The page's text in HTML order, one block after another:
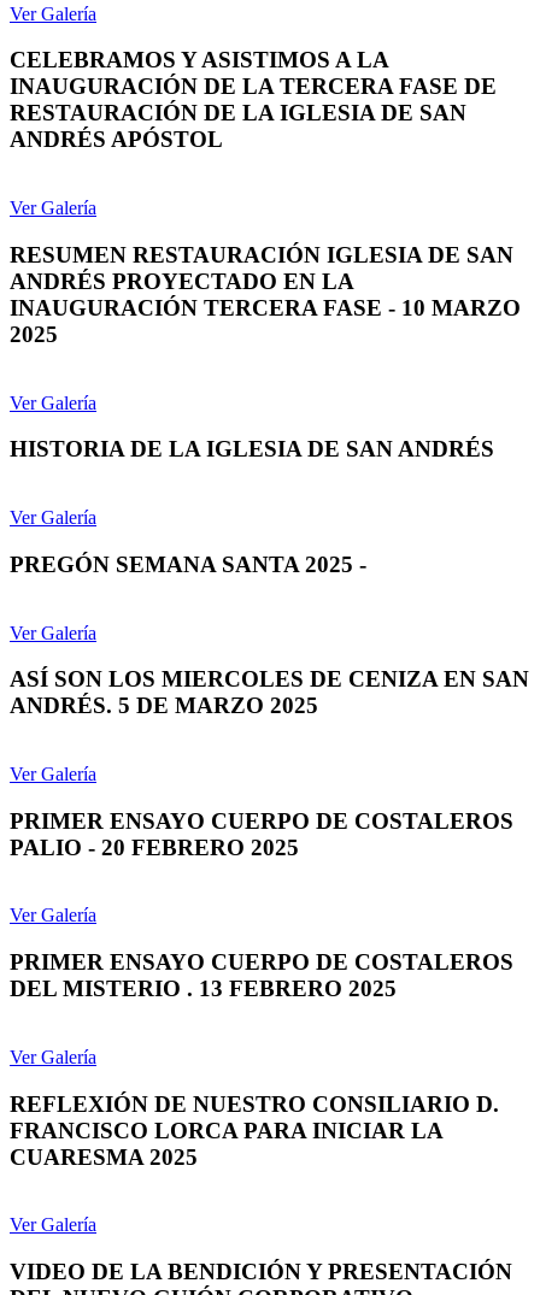
Ver Galería
CELEBRAMOS Y ASISTIMOS A LA
INAUGURACIÓN DE LA TERCERA FASE DE
RESTAURACIÓN DE LA IGLESIA DE SAN
ANDRÉS APÓSTOL
Ver Galería
RESUMEN RESTAURACIÓN IGLESIA DE SAN
ANDRÉS PROYECTADO EN LA
INAUGURACIÓN TERCERA FASE - 10 MARZO
2025
Ver Galería
HISTORIA DE LA IGLESIA DE SAN ANDRÉS
Ver Galería
PREGÓN SEMANA SANTA 2025 -
Ver Galería
ASÍ SON LOS MIERCOLES DE CENIZA EN SAN
ANDRÉS. 5 DE MARZO 2025
Ver Galería
PRIMER ENSAYO CUERPO DE COSTALEROS
PALIO - 20 FEBRERO 2025
Ver Galería
PRIMER ENSAYO CUERPO DE COSTALEROS
DEL MISTERIO . 13 FEBRERO 2025
Ver Galería
REFLEXIÓN DE NUESTRO CONSILIARIO D.
FRANCISCO LORCA PARA INICIAR LA
CUARESMA 2025
Ver Galería
VIDEO DE LA BENDICIÓN Y PRESENTACIÓN